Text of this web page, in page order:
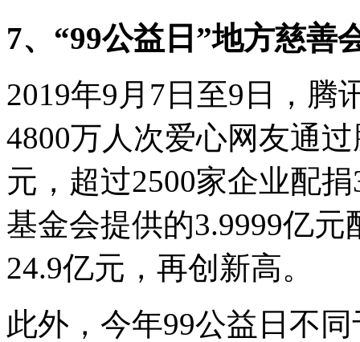
7、“99公益日”地方慈善
2019年9月7日至9日，腾
4800万人次爱心网友通
元，超过2500家企业配
基金会提供的3.9999亿
24.9亿元，再创新高。
此外，今年99公益日不